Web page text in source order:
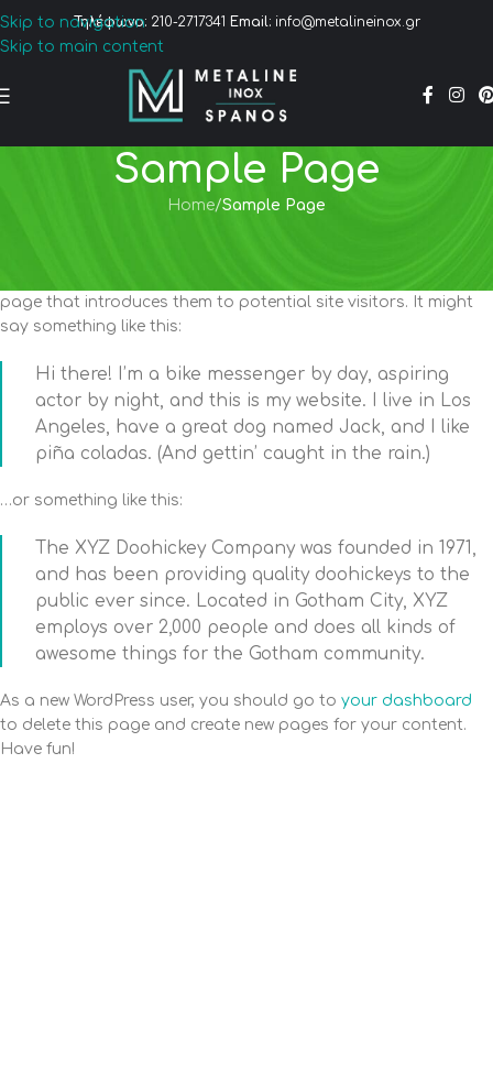
Skip to navigation
Skip to main content
Τηλέφωνο: 210-2717341 Email:info@metalineinox.gr
Sample Page
Home/Sample Page
page that introduces them to potential site visitors. It might
say something like this:
Hi there! I’m a bike messenger by day, aspiring
actor by night, and this is my website. I live in Los
Angeles, have a great dog named Jack, and I like
piña coladas. (And gettin’ caught in the rain.)
…or something like this:
The XYZ Doohickey Company was founded in 1971,
and has been providing quality doohickeys to the
public ever since. Located in Gotham City, XYZ
employs over 2,000 people and does all kinds of
awesome things for the Gotham community.
As a new WordPress user, you should go to your dashboard
to delete this page and create new pages for your content.
Have fun!